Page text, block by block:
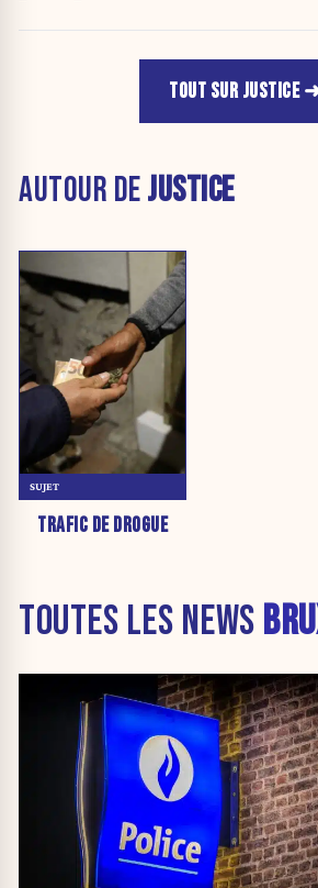
TOUT SUR JUSTICE
AUTOUR DEJUSTICE
TRAFIC DE DROGUE
SUJET
TOUTES LES NEWS